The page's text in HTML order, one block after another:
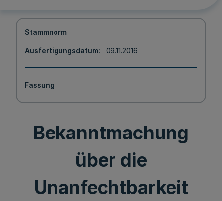
Stammnorm
Ausfertigungsdatum 09.11.2016
Fassung
Bekanntmachung
über die
Unanfechtbarkeit